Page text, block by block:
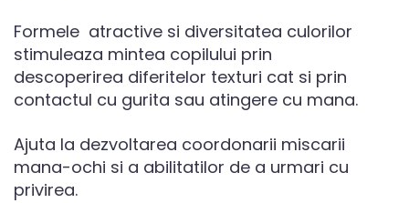
Formele atractive si diversitatea culorilor
stimuleaza mintea copilului prin
descoperirea diferitelor texturi cat si prin
contactul cu gurita sau atingere cu mana.
Ajuta la dezvoltarea coordonarii miscarii
mana-ochi si a abilitatilor de a urmari cu
privirea.